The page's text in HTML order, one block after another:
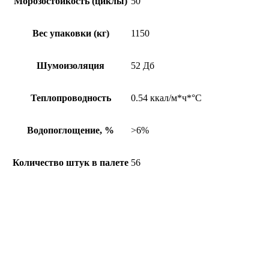
Вес упаковки (кг) 1150
Шумоизоляция 52 Дб
Теплопроводность 0.54 ккал/м*ч*°C
Водопоглощение, % >6%
Количество штук в палете 56